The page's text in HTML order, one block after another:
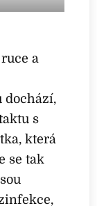
a
dochází,
s
která
se tak